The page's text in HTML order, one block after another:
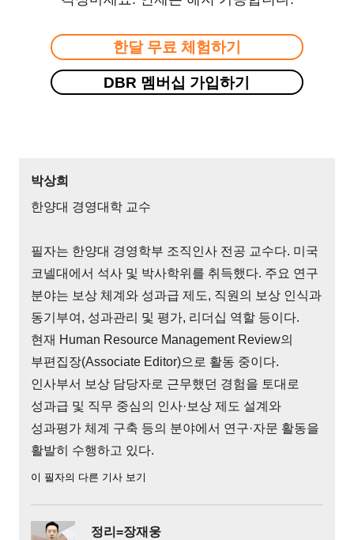
한달 무료 체험하기
DBR 멤버십 가입하기
박상희
한양대 경영대학 교수
필자는 한양대 경영학부 조직인사 전공 교수다. 미국
코넬대에서 석사 및 박사학위를 취득했다. 주요 연구
분야는 보상 체계와 성과급 제도, 직원의 보상 인식과
동기부여, 성과관리 및 평가, 리더십 역할 등이다.
현재 Human Resource Management Review의
부편집장(Associate Editor)으로 활동 중이다.
인사부서 보상 담당자로 근무했던 경험을 토대로
성과급 및 직무 중심의 인사·보상 제도 설계와
성과평가 체계 구축 등의 분야에서 연구·자문 활동을
활발히 수행하고 있다.
이 필자의 다른 기사 보기
정리=장재웅